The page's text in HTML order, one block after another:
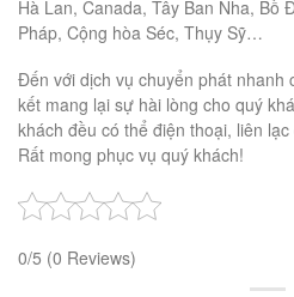
Hà Lan, Canada, Tây Ban Nha, Bồ
Pháp, Cộng hòa Séc, Thụy Sỹ…
Đến với dịch vụ chuyển phát nhanh
kết mang lại sự hài lòng cho quý
khách đều có thể điện thoại, liên
Rất mong phục vụ quý khách!
0/5 (0 Reviews)